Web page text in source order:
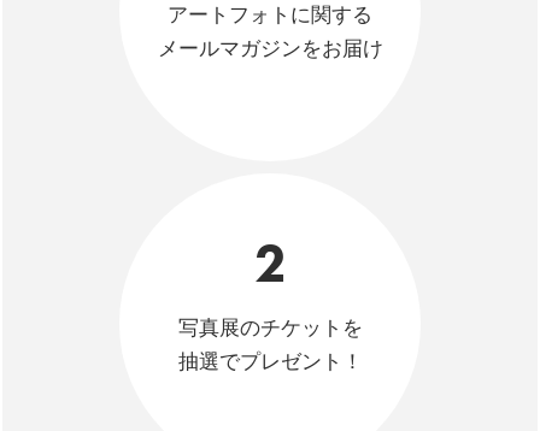
アートフォトに関する
メールマガジンをお届け
2
写真展のチケットを
抽選でプレゼント！